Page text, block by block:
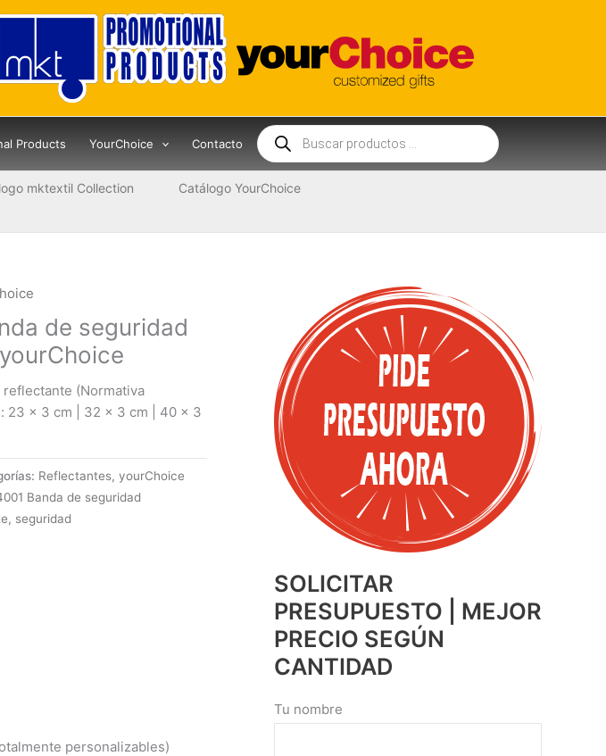
Products YourChoice Contacto
Búsqueda
de
productos
mktextil Collection
Catálogo YourChoice
de seguridad
(Normativa
23 x 3 cm | 32 x 3 cm | 40 x 3
Reflectantes,yourChoice
Banda de seguridad
, seguridad
personalizables)
SOLICITAR
PRESUPUESTO | MEJOR
PRECIO SEGÚN
CANTIDAD
Tu nombre